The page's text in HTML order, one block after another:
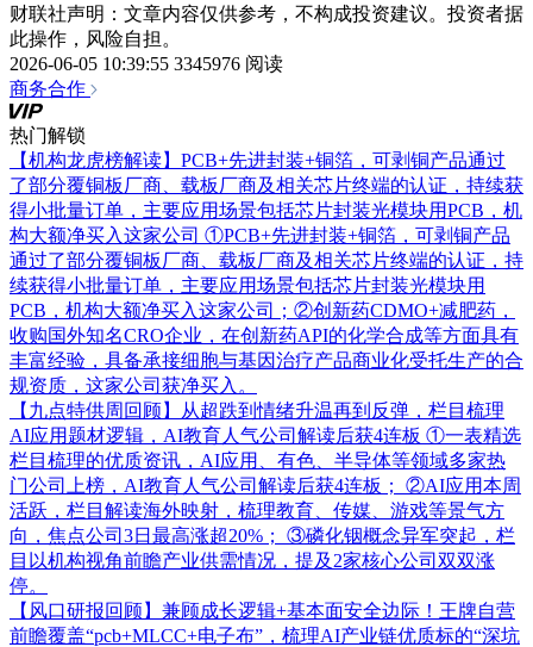
财联社声明：文章内容仅供参考，不构成投资建议。投资者据
此操作，风险自担。
2026-06-05 10:39:55 3345976 阅读
商务合作
热门解锁
【机构龙虎榜解读】PCB+先进封装+铜箔，可剥铜产品通过
了部分覆铜板厂商、载板厂商及相关芯片终端的认证，持续获
得小批量订单，主要应用场景包括芯片封装光模块用PCB，机
构大额净买入这家公司 ①PCB+先进封装+铜箔，可剥铜产品
通过了部分覆铜板厂商、载板厂商及相关芯片终端的认证，持
续获得小批量订单，主要应用场景包括芯片封装光模块用
PCB，机构大额净买入这家公司；②创新药CDMO+减肥药，
收购国外知名CRO企业，在创新药API的化学合成等方面具有
丰富经验，具备承接细胞与基因治疗产品商业化受托生产的合
规资质，这家公司获净买入。
【九点特供周回顾】从超跌到情绪升温再到反弹，栏目梳理
AI应用题材逻辑，AI教育人气公司解读后获4连板 ①一表精选
栏目梳理的优质资讯，AI应用、有色、半导体等领域多家热
门公司上榜，AI教育人气公司解读后获4连板； ②AI应用本周
活跃，栏目解读海外映射，梳理教育、传媒、游戏等景气方
向，焦点公司3日最高涨超20%； ③磷化铟概念异军突起，栏
目以机构视角前瞻产业供需情况，提及2家核心公司双双涨
停。
【风口研报回顾】兼顾成长逻辑+基本面安全边际！王牌自营
前瞻覆盖“pcb+MLCC+电子布”，梳理AI产业链优质标的“深坑